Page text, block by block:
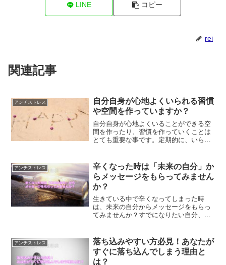
LINE コピー
rei
関連記事
アンチストレス
自分自身が心地よくいられる習慣
や空間を作っていますか？
自分自身が心地よくいることができる空
間を作ったり、習慣を作っていくことは
とても重要な事です。定期的に、いらな
はずです。
アンチストレス
辛くなった時は「未来の自分」か
らメッセージをもらってみません
か？
生きている中で辛くなってしまった時
は、未来の自分からメッセージをもらっ
てみませんか？すでになりたい自分、あ
なるでしょう。
アンチストレス
落ち込みやすい方必見！あなたが
すぐに落ち込んでしまう理由と
は？